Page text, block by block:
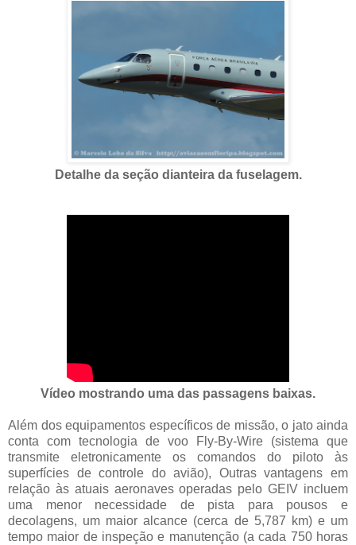
Detalhe da seção dianteira da fuselagem.
Vídeo mostrando uma das passagens baixas.
Além dos equipamentos específicos de missão, o jato ainda
conta com tecnologia de voo Fly-By-Wire (sistema que
transmite eletronicamente os comandos do piloto às
superfícies de controle do avião), Outras vantagens em
relação às atuais aeronaves operadas pelo GEIV incluem
uma menor necessidade de pista para pousos e
decolagens, um maior alcance (cerca de 5,787 km) e um
tempo maior de inspeção e manutenção (a cada 750 horas